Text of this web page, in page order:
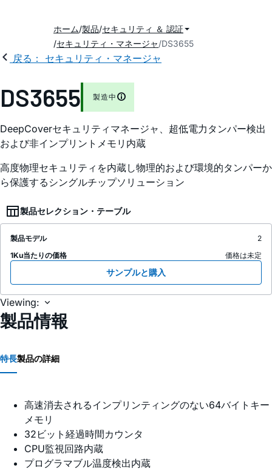
ホーム 製品 セキュリティ ＆ 認証
セキュリティ・マネージャ DS3655
戻る： セキュリティ・マネージャ
DS3655 製造中
DeepCoverセキュリティマネージャ、超低電力タンパー検出
および非インプリントメモリ内蔵
高度物理セキュリティを内蔵し物理的および環境的タンパーか
ら保護するシングルチップソリューション
製品セレクション・テーブル
製品モデル
2
1Ku当たりの価格
価格は未定
サンプルと購入
Viewing:
製品情報
特長製品の詳細
高速消去されるインプリンティングのない64バイトキー
メモリ
32ビット経過時間カウンタ
CPU監視回路内蔵
プログラマブル温度検出内蔵